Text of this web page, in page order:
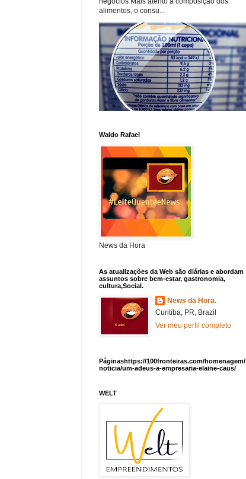
alimentos, o consu...
Waldo Rafael
News da Hora
As atualizações da Web são diárias e abordam
assuntos sobre bem-estar, gastronomia,
cultura,Social.
News da Hora.
Curitiba, PR, Brazil
Ver meu perfil completo
Páginashttps://100fronteiras.com/homenagem/
noticia/um-adeus-a-empresaria-elaine-caus/
WELT